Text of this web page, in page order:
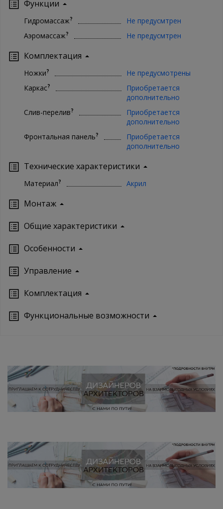
Функции
Гидромассаж?
Не предусмтрен
Аэромассаж? Не предусмтрен
Комплектация
Ножки?
Не предусмотрены
Каркас?
Приобретается
дополнительно
Слив-перелив?
Приобретается
дополнительно
Фронтальная панель?
Приобретается
дополнительно
Технические характеристики
Материал? Акрил
Монтаж
Oбщие характеристики
Особенности
Управление
Кoмплектация
Функциональные возможности